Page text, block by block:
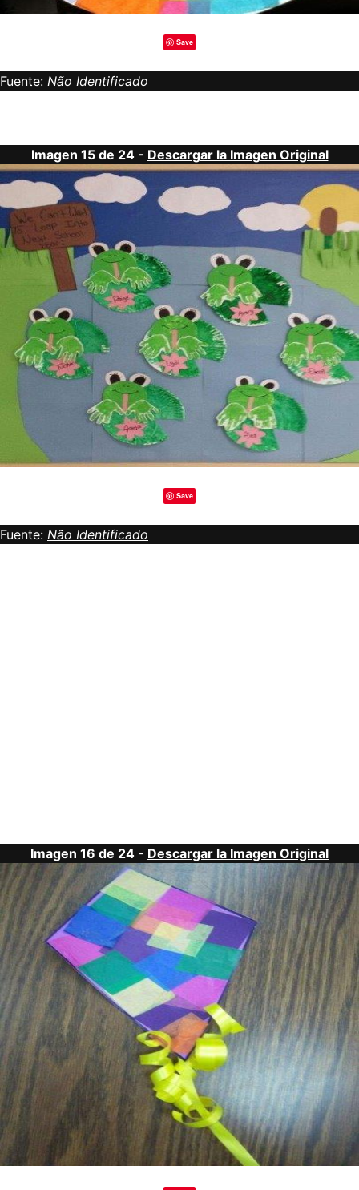
Save
Fuente: Não Identificado
Imagen 15 de 24 - Descargar la Imagen Original
Save
Fuente: Não Identificado
Imagen 16 de 24 - Descargar la Imagen Original